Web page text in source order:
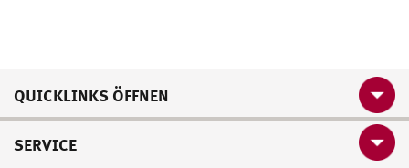
QUICKLINKS ÖFFNEN
SERVICE